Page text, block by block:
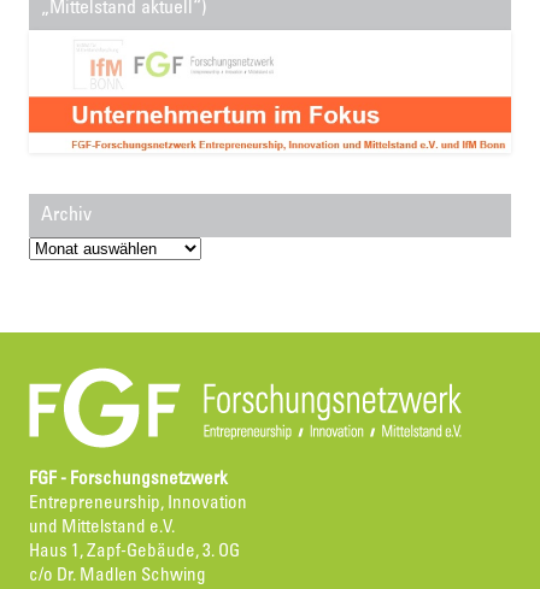
„Mittelstand aktuell“)
Archiv
Archiv
FGF - Forschungsnetzwerk
Entrepreneurship, Innovation
und Mittelstand e.V.
Haus 1, Zapf-Gebäude, 3. OG
c/o Dr. Madlen Schwing